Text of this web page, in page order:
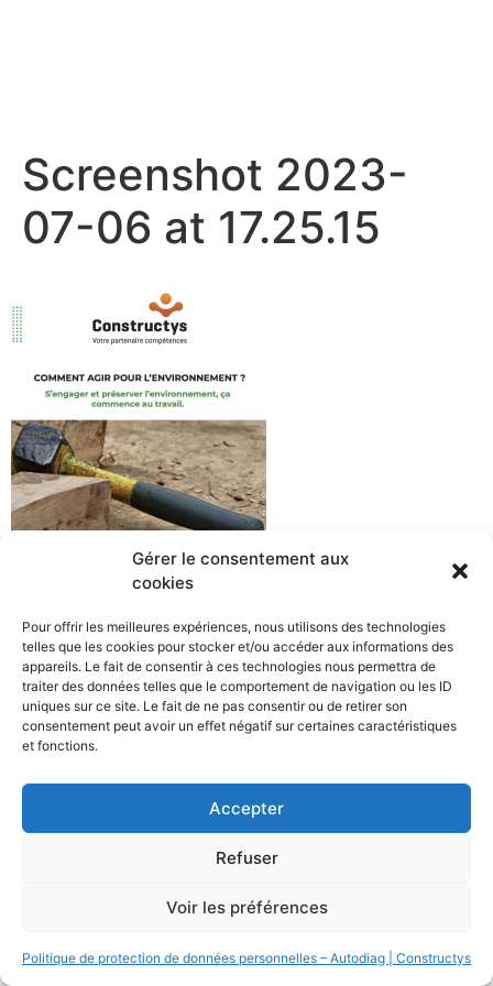
Gérer le consentement aux
cookies
Pour offrir les meilleures expériences, nous utilisons des technologies
telles que les cookies pour stocker et/ou accéder aux informations des
appareils. Le fait de consentir à ces technologies nous permettra de
traiter des données telles que le comportement de navigation ou les ID
uniques sur ce site. Le fait de ne pas consentir ou de retirer son
consentement peut avoir un effet négatif sur certaines caractéristiques
et fonctions.
Accepter
Refuser
Voir les préférences
Politique de protection de données personnelles – Autodiag | Constructys
Screenshot 2023-
07-06 at 17.25.15